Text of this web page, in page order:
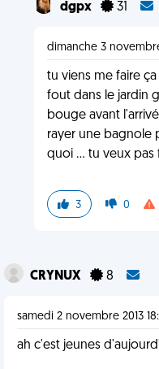
dgpx 31
dimanche 3 novembre
tu viens me faire
fout dans le jardin
bouge avant
rayer une bagnole
quoi ... tu veux pas
3 0
CRYNUX 8
samedi 2 novembre 2013
ah c'est jeunes